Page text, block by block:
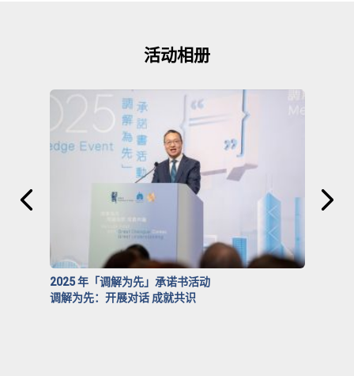
活动相册
2025 年「调解为先」承诺书活动
调解为先：开展对话 成就共识